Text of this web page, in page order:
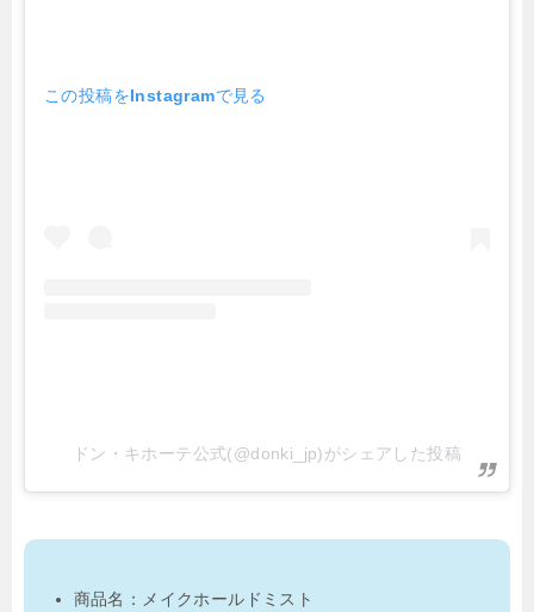
この投稿をInstagramで見る
ドン・キホーテ公式(@donki_jp)がシェアした投稿
商品名：メイクホールドミスト